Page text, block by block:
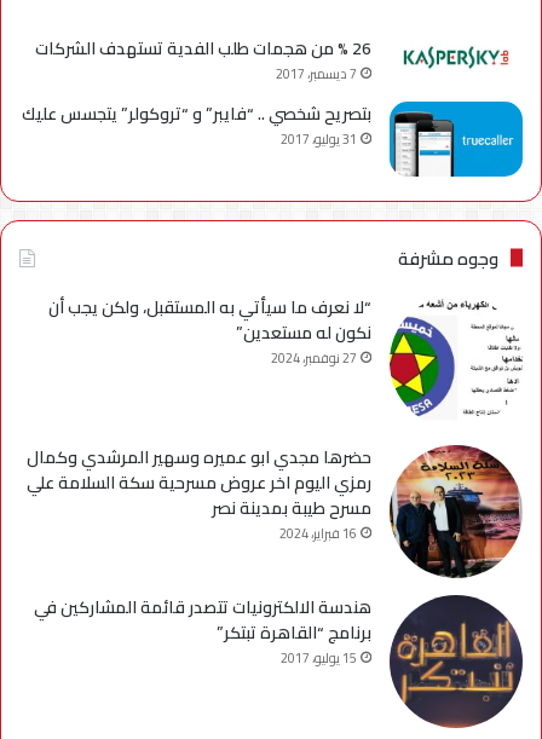
26 % من هجمات طلب الفدية تستهدف الشركات
7 ديسمبر، 2017
بتصريح شخصي .. “فايبر” و “تروكولر” يتجسس عليك
31 يوليو، 2017
وجوه مشرفة
“لا نعرف ما سيأتي به المستقبل، ولكن يجب أن
نكون له مستعدين”
27 نوفمبر، 2024
حضرها مجدي ابو عميره وسهير المرشدي وكمال
رمزي اليوم اخر عروض مسرحية سكة السلامة علي
مسرح طيبة بمدينة نصر
16 فبراير، 2024
هندسة الالكترونيات تتصدر قائمة المشاركين في
برنامج “القاهرة تبتكر”
15 يوليو، 2017